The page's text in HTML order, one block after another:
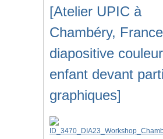
[Atelier UPIC à
Chambéry,
diapositive
enfant devant
graphiques]